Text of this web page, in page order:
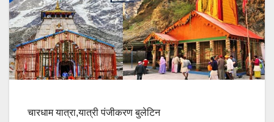
चारधाम यात्रा,यात्री पंजीकरण बुलेटिन